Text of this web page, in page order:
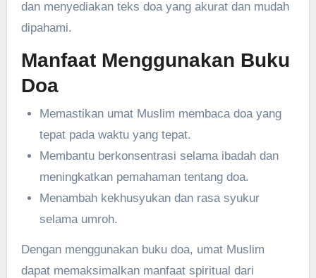
dan menyediakan teks doa yang akurat dan mudah
dipahami.
Manfaat Menggunakan Buku
Doa
Memastikan umat Muslim membaca doa yang
tepat pada waktu yang tepat.
Membantu berkonsentrasi selama ibadah dan
meningkatkan pemahaman tentang doa.
Menambah kekhusyukan dan rasa syukur
selama umroh.
Dengan menggunakan buku doa, umat Muslim
dapat memaksimalkan manfaat spiritual dari